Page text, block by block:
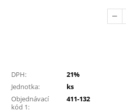
DPH:
21%
Jednotka:
ks
Objednávací
kód 1:
411-132